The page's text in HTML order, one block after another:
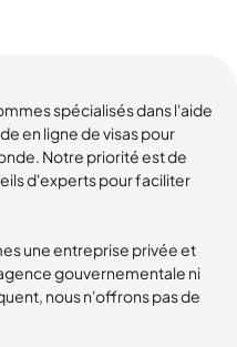
spécialisés dans l'aide
en ligne de visas pour
Notre priorité est de
d'experts pour faciliter
une entreprise privée et
gouvernementale ni
nous n'offrons pas de